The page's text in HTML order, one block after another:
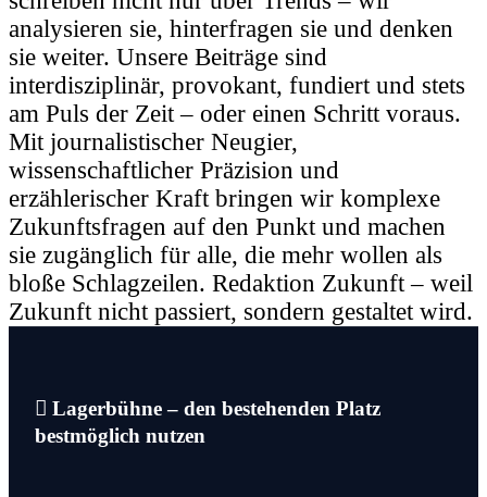
analysieren sie, hinterfragen sie und denken
sie weiter. Unsere Beiträge sind
interdisziplinär, provokant, fundiert und stets
am Puls der Zeit – oder einen Schritt voraus.
Mit journalistischer Neugier,
wissenschaftlicher Präzision und
erzählerischer Kraft bringen wir komplexe
Zukunftsfragen auf den Punkt und machen
sie zugänglich für alle, die mehr wollen als
bloße Schlagzeilen. Redaktion Zukunft – weil
Zukunft nicht passiert, sondern gestaltet wird.
Lagerbühne – den bestehenden Platz
bestmöglich nutzen